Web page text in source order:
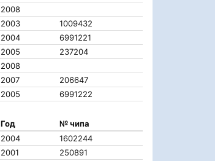
2008
2003
1009432
2004
6991221
2005
237204
2008
2007
206647
2005 6991222
Год
№ чипа
2004
1602244
2001
250891